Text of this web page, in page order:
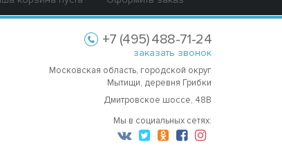
+7 (495) 488-71-24
заказать звонок
Московская область, городской округ
Мытищи, деревня Грибки
Дмитровское шоссе, 48В
Мы в социальных сетях: